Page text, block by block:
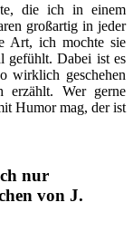
die ich in einem
großartig in jeder
Art, ich mochte sie
gefühlt. Dabei ist es
wirklich geschehen
erzählt. Wer gerne
Humor mag, der ist
nur
von J.